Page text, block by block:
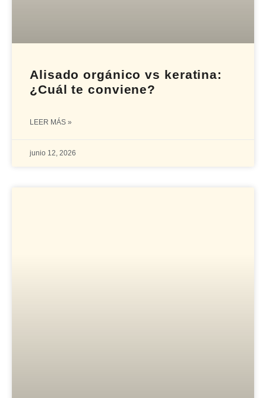
Alisado orgánico vs keratina:
¿Cuál te conviene?
LEER MÁS »
junio 12, 2026